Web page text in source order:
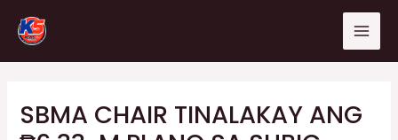
content
SBMA CHAIR TINALAKAY ANG